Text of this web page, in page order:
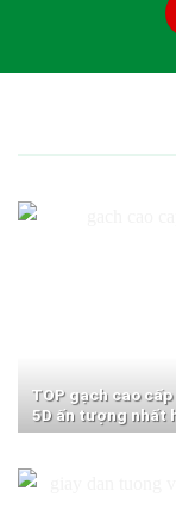
TOP gạch cao
5D ấn tượng nhất